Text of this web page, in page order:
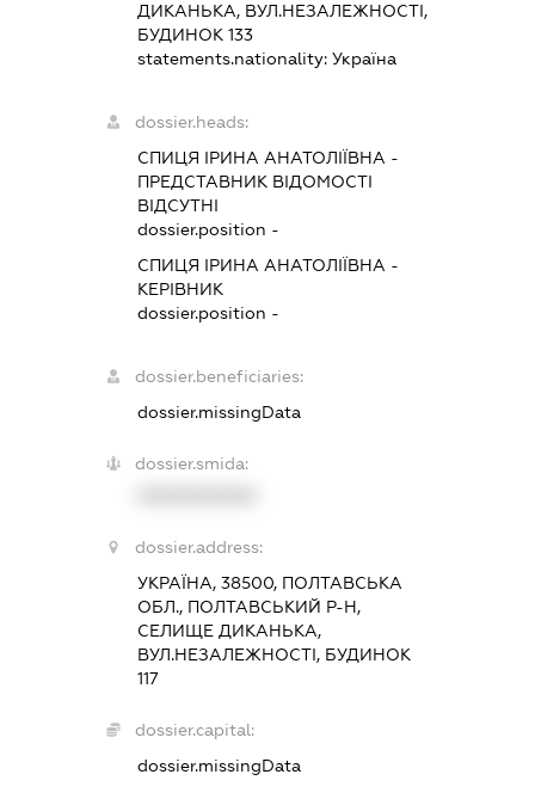
ДИКАНЬКА, ВУЛ.НЕЗАЛЕЖНОСТІ,
БУДИНОК 133
statements.nationality:Україна
dossier.heads:
СПИЦЯ ІРИНА АНАТОЛІЇВНА -
ПРЕДСТАВНИК ВІДОМОСТІ
ВІДСУТНІ
dossier.position -
СПИЦЯ ІРИНА АНАТОЛІЇВНА -
КЕРІВНИК
dossier.position -
dossier.beneficiaries:
dossier.missingData
dossier.smida:
dossier.address:
УКРАЇНА, 38500, ПОЛТАВСЬКА
ОБЛ., ПОЛТАВСЬКИЙ Р-Н,
СЕЛИЩЕ ДИКАНЬКА,
ВУЛ.НЕЗАЛЕЖНОСТІ, БУДИНОК
117
dossier.capital:
dossier.missingData